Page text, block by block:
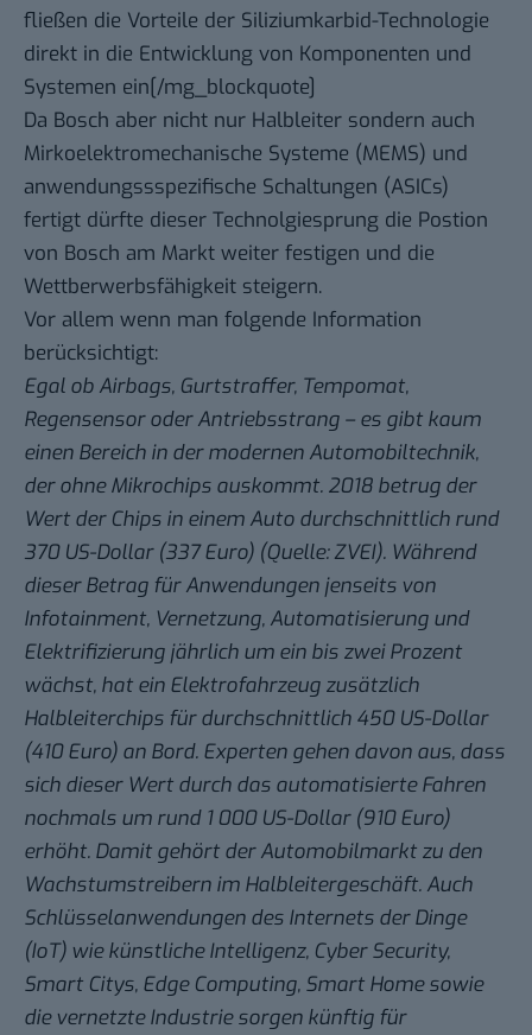
fließen die Vorteile der Siliziumkarbid-Technologie
direkt in die Entwicklung von Komponenten und
Systemen ein[/mg_blockquote]
Da Bosch aber nicht nur Halbleiter sondern auch
Mirkoelektromechanische Systeme (MEMS) und
anwendungssspezifische Schaltungen (ASICs)
fertigt dürfte dieser Technolgiesprung die Postion
von Bosch am Markt weiter festigen und die
Wettberwerbsfähigkeit steigern.
Vor allem wenn man folgende Information
berücksichtigt:
Egal ob Airbags, Gurtstraffer, Tempomat,
Regensensor oder Antriebsstrang – es gibt kaum
einen Bereich in der modernen Automobiltechnik,
der ohne Mikrochips auskommt. 2018 betrug der
Wert der Chips in einem Auto durchschnittlich rund
370 US-Dollar (337 Euro) (Quelle: ZVEI). Während
dieser Betrag für Anwendungen jenseits von
Infotainment, Vernetzung, Automatisierung und
Elektrifizierung jährlich um ein bis zwei Prozent
wächst, hat ein Elektrofahrzeug zusätzlich
Halbleiterchips für durchschnittlich 450 US-Dollar
(410 Euro) an Bord. Experten gehen davon aus, dass
sich dieser Wert durch das automatisierte Fahren
nochmals um rund 1 000 US-Dollar (910 Euro)
erhöht. Damit gehört der Automobilmarkt zu den
Wachstumstreibern im Halbleitergeschäft. Auch
Schlüsselanwendungen des Internets der Dinge
(IoT) wie künstliche Intelligenz, Cyber Security,
Smart Citys, Edge Computing, Smart Home sowie
die vernetzte Industrie sorgen künftig für